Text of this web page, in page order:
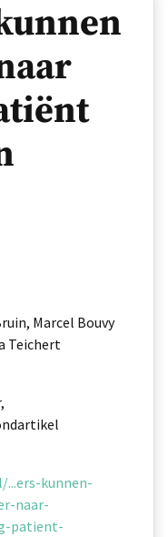
Marcel Bouvy
Teichert
...ers-kunnen-
naar-
patient-